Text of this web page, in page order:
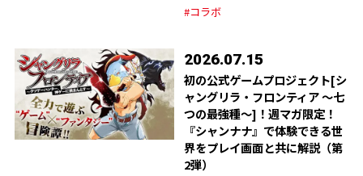
#コラボ
2026.07.15
初の公式ゲームプロジェクト[シ
ャングリラ・フロンティア ～七
つの最強種～]！週マガ限定！
『シャンナナ』で体験できる世
界をプレイ画面と共に解説（第
2弾）